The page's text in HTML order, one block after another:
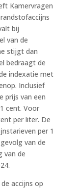
Kamervragen
bij
van de
stijgt dan
bedraagt de
indexatie met
Inclusief
prijs van een
cent. Voor
per liter. De
per 1
van de
van de
accijns op